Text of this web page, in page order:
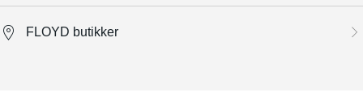
FLOYD butikker